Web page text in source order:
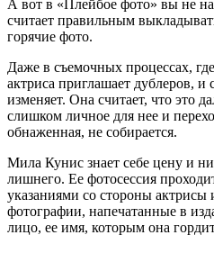
А вот в «Плейбое фото» вы не
считает правильным
горячие фото.
Даже в съемочных процессах,
актриса приглашает дублеров,
изменяет. Она считает, что это
слишком личное для нее и
обнаженная, не собирается.
Мила Кунис знает себе цену и
лишнего. Ее фотосессия
указаниями со стороны актрисы
фотографии, напечатанные в
лицо, ее имя, которым она